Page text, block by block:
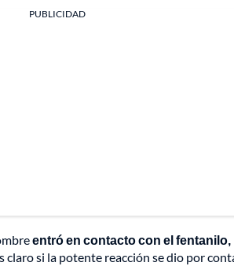
PUBLICIDAD
entró en contacto con el
claro si la potente reacción se dio por